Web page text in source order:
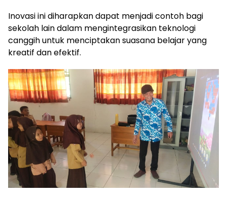
Inovasi ini diharapkan dapat menjadi contoh bagi
sekolah lain dalam mengintegrasikan teknologi
canggih untuk menciptakan suasana belajar yang
kreatif dan efektif.